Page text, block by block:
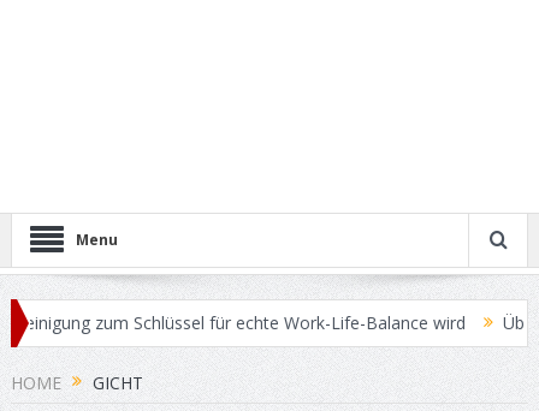
Menu
zum Schlüssel für echte Work-Life-Balance wird
HOME GICHT